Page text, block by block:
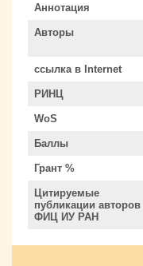
Аннотация
Авторы
ссылка в Internet
РИНЦ
WoS
Баллы
Грант %
Цитируемые
публикации авторов
ФИЦ ИУ РАН